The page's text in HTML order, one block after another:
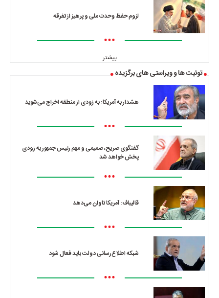
لزوم حفظ وحدت ملی و پرهیز از تفرقه
•••
بیشتر
توئیت ها و ویراستی های برگزیده
هشدار به آمریکا: به زودی از منطقه اخراج می‌شوید
•••
گفتگوی صریح، صمیمی و مهم رئیس جمهور به زودی
پخش خواهد شد
•••
قالیباف: آمریکا تاوان می‌دهد
•••
شبکه اطلاع‌رسانی دولت باید فعال شود
•••